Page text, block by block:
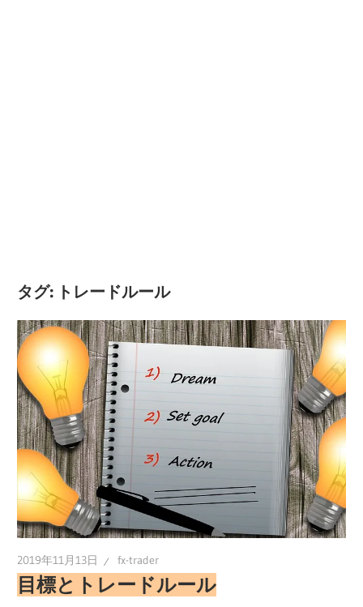
タグ: トレードルール
2019年11月13日 fx-trader
目標とトレードルール